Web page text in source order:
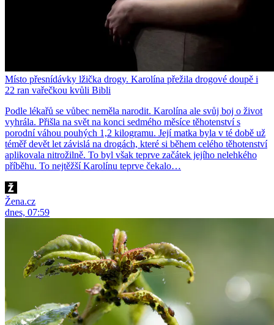
Místo přesnídávky lžička drogy. Karolína přežila drogové doupě i
22 ran vařečkou kvůli Bibli
Podle lékařů se vůbec neměla narodit. Karolína ale svůj boj o život
vyhrála. Přišla na svět na konci sedmého měsíce těhotenství s
porodní váhou pouhých 1,2 kilogramu. Její matka byla v té době už
téměř devět let závislá na drogách, které si během celého těhotenství
aplikovala nitrožilně. To byl však teprve začátek jejího nelehkého
příběhu. To nejtěžší Karolínu teprve čekalo…
Žena.cz
dnes, 07:59